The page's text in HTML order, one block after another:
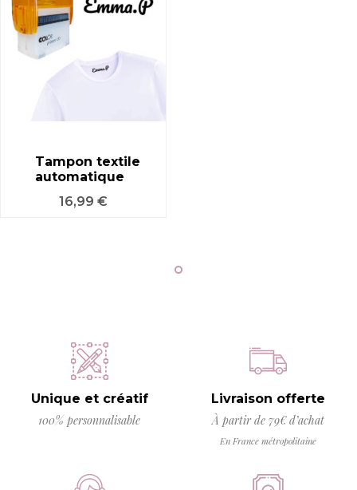
Tampon textile
automatique
Prix
16,99 €
Unique et créatif
100% personnalisable
Livraison offerte
À partir de 79€ d’achat
En France métropolitaine